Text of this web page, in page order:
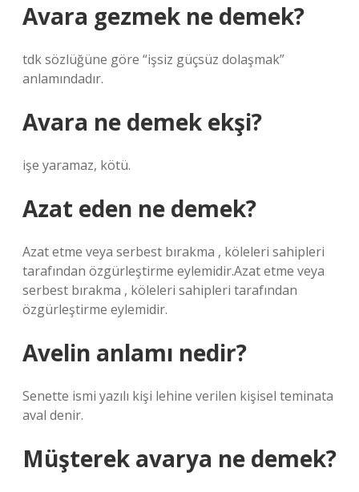
Avara gezmek ne demek?
tdk sözlüğüne göre “işsiz güçsüz dolaşmak”
anlamındadır.
Avara ne demek ekşi?
işe yaramaz, kötü.
Azat eden ne demek?
Azat etme veya serbest bırakma , köleleri sahipleri
tarafından özgürleştirme eylemidir.Azat etme veya
serbest bırakma , köleleri sahipleri tarafından
özgürleştirme eylemidir.
Avelin anlamı nedir?
Senette ismi yazılı kişi lehine verilen kişisel teminata
aval denir.
Müşterek avarya ne demek?